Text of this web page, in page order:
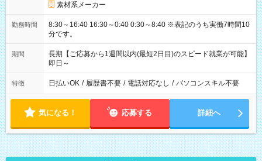
素材系メーカー
勤務時間
8:30～16:40 16:30～0:40 0:30～8:40 ※表記のうち実働7時間10
分です。
期間
長期【ご応募から1週間以内(最短2日目)のスピード就業が可能】
即日～
特徴 日払いOK / 履歴書不要 / 電話対応なし / パソコンスキル不要
気になる！ 応募する 詳細へ